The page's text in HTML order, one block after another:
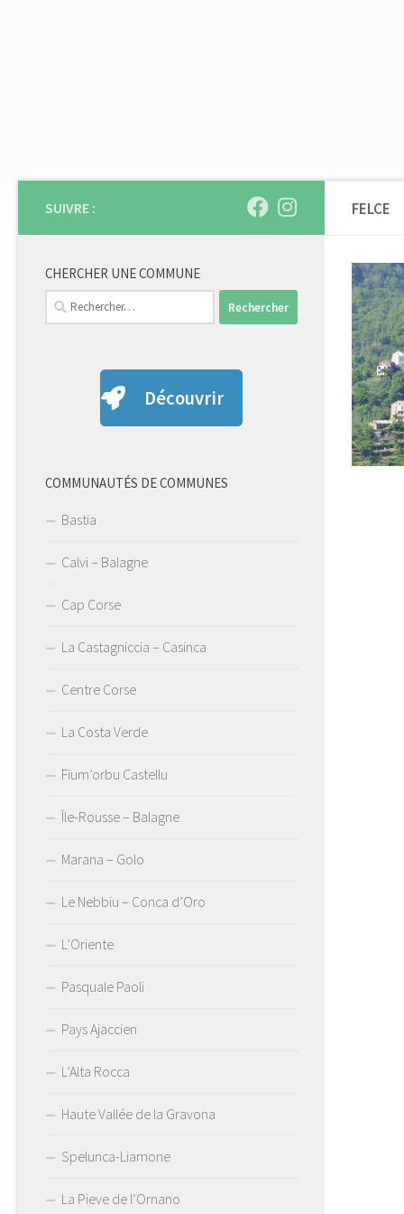
FELCE
SUIVRE :
CHERCHER UNE COMMUNE
Rechercher :
Découvrir
COMMUNAUTÉS DE COMMUNES
Bastia
Calvi – Balagne
Cap Corse
La Castagniccia – Casinca
Centre Corse
La Costa Verde
Fium’orbu Castellu
Île-Rousse – Balagne
Marana – Golo
Le Nebbiu – Conca d’Oro
L’Oriente
Pasquale Paoli
Pays Ajaccien
L’Alta Rocca
Haute Vallée de la Gravona
Spelunca-Liamone
La Pieve de l’Ornano